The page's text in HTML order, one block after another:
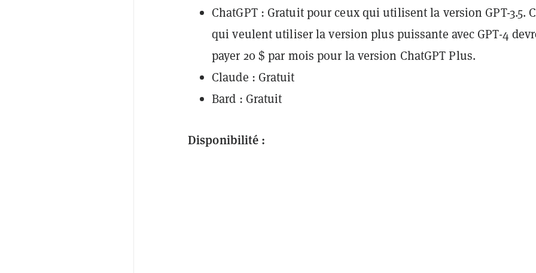
ChatGPT : Gratuit pour ceux qui utilisent la version GPT-3.5.
qui veulent utiliser la version plus puissante avec GPT-4
payer 20 $ par mois pour la version ChatGPT Plus.
Claude : Gratuit
Bard : Gratuit
Disponibilité :